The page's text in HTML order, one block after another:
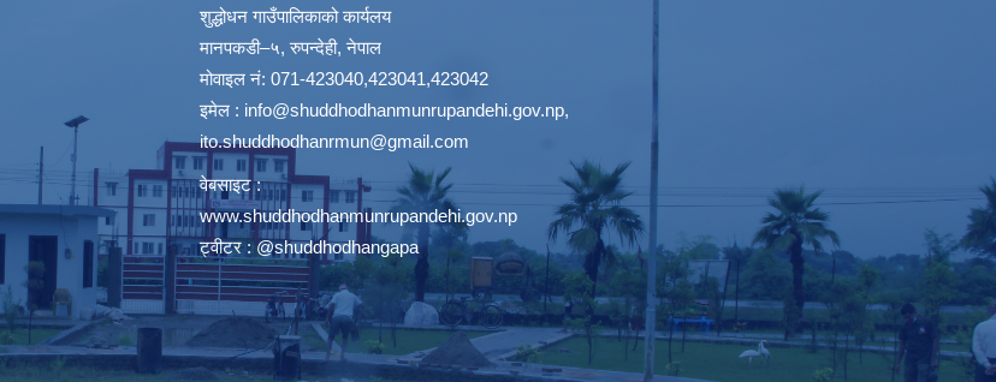
शुद्धोधन गाउँपालिकाको कार्यलय
मानपकडी–५, रुपन्देही, नेपाल
मोवाइल नं: 071-423040,423041,423042
इमेल : info@shuddhodhanmunrupandehi.gov.np,
ito.shuddhodhanrmun@gmail.com
वेबसाइट :
www.shuddhodhanmunrupandehi.gov.np
ट्वीटर : @shuddhodhangapa